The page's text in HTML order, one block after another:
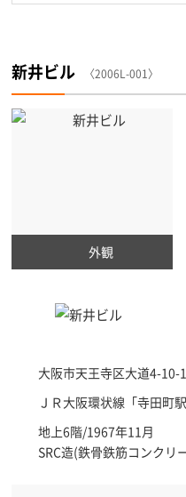
新井ビル 〈2006L-001〉
外観
大阪市天王寺区大道4-10-
ＪＲ大阪環状線「寺田町駅
地上6階/1967年11月
SRC造(鉄骨鉄筋コンクリ